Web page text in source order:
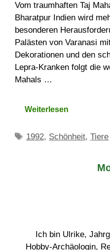
Vom traumhaften Taj
Bharatpur Indien wird
besonderen
Palästen von Varanasi
Dekorationen und den
Lepra-Kranken folgt die
Mahals …
Weiterlesen
Schlagwörter
1992, Schönheit,Tiere
Ich bin Ulrike,
Hobby-Archäologin,